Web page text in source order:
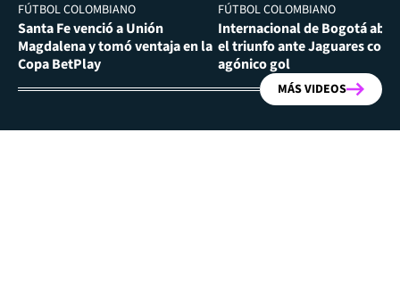
FÚTBOL COLOMBIANO
Santa Fe venció a Unión
Magdalena y tomó ventaja en la
Copa BetPlay
FÚTBOL COLOMBIANO
Internacional de Bogotá
el triunfo ante Jaguares con
agónico gol
MÁS VIDEOS